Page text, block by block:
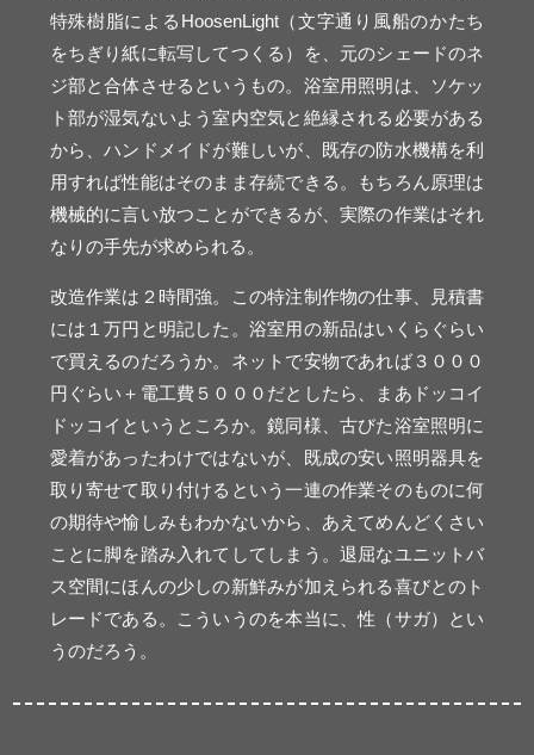
特殊樹脂によるHoosenLight（文字通り風船のかたち
をちぎり紙に転写してつくる）を、元のシェードのネ
ジ部と合体させるというもの。浴室用照明は、ソケッ
ト部が湿気ないよう室内空気と絶縁される必要がある
から、ハンドメイドが難しいが、既存の防水機構を利
用すれば性能はそのまま存続できる。もちろん原理は
機械的に言い放つことができるが、実際の作業はそれ
なりの手先が求められる。
改造作業は２時間強。この特注制作物の仕事、見積書
には１万円と明記した。浴室用の新品はいくらぐらい
で買えるのだろうか。ネットで安物であれば３０００
円ぐらい＋電工費５０００だとしたら、まあドッコイ
ドッコイというところか。鏡同様、古びた浴室照明に
愛着があったわけではないが、既成の安い照明器具を
取り寄せて取り付けるという一連の作業そのものに何
の期待や愉しみもわかないから、あえてめんどくさい
ことに脚を踏み入れてしてしまう。退屈なユニットバ
ス空間にほんの少しの新鮮みが加えられる喜びとのト
レードである。こういうのを本当に、性（サガ）とい
うのだろう。